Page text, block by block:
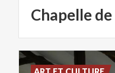
Chapellede